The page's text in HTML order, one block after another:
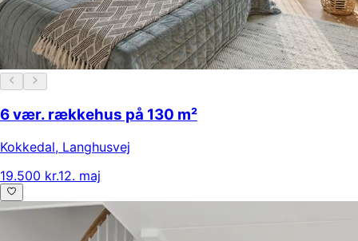
6 vær. rækkehus på 130 m²
Kokkedal, Langhusvej
19.500 kr.12. maj